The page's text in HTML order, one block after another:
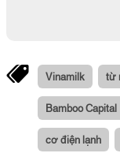
Vinamilk từ
Bamboo Capital
cơ điện lạnh